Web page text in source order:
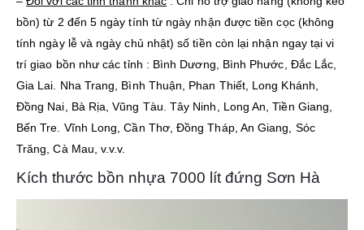
bồn) từ 2 đến 5 ngày tính từ ngày nhận được tiền cọc (không
tính ngày lễ và ngày chủ nhật) số tiền còn lại nhận ngay tại vi
trí giao bồn như các tỉnh : Bình Dương, Bình Phước, Đắc Lắc,
Gia Lai. Nha Trang, Bình Thuận, Phan Thiết, Long Khánh,
Đồng Nai, Bà Rịa, Vũng Tàu. Tây Ninh, Long An, Tiền Giang,
Bến Tre. Vĩnh Long, Cần Thơ, Đồng Tháp, An Giang, Sóc
Trăng, Cà Mau, v.v.v.
Kích thước bồn nhựa 7000 lít đứng Sơn Hà